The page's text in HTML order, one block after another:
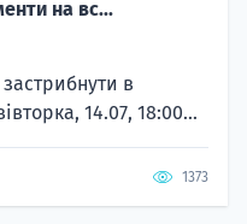
на вс...
в
14.07, 18:00...
1373